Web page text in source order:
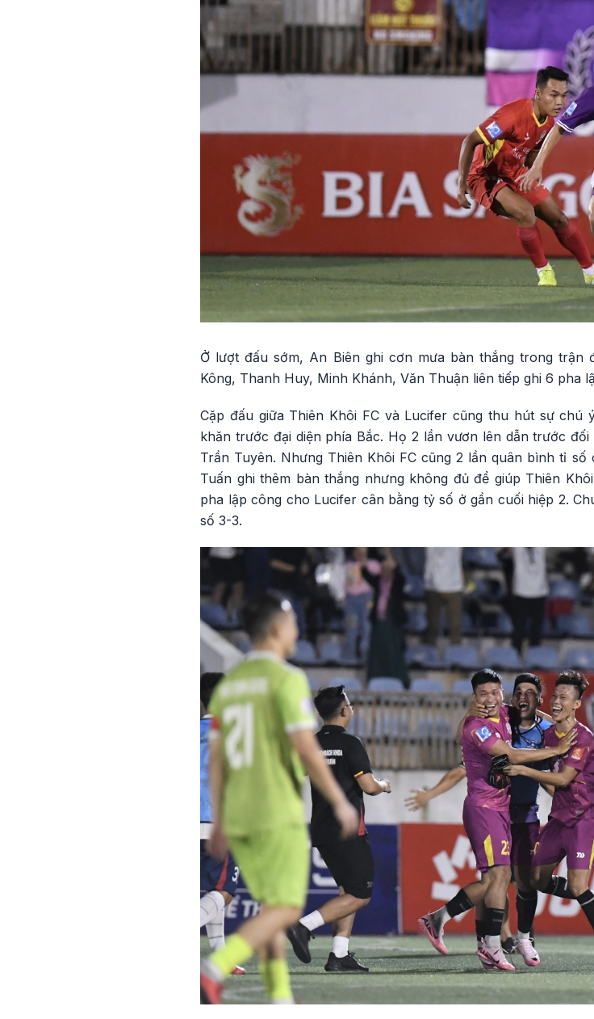
Ở lượt đấu sớm, An Biên ghi cơn mưa bàn thắng trong trận
Kông, Thanh Huy, Minh Khánh, Văn Thuận liên tiếp ghi 6 pha
Cặp đấu giữa Thiên Khôi FC và Lucifer cũng thu hút sự
khăn trước đại diện phía Bắc. Họ 2 lần vươn lên dẫn trước
Trần Tuyên. Nhưng Thiên Khôi FC cũng 2 lần quân bình tỉ
Tuấn ghi thêm bàn thắng nhưng không đủ để giúp Thiên
pha lập công cho Lucifer cân bằng tỷ số ở gần cuối hiệp 2.
số 3-3.